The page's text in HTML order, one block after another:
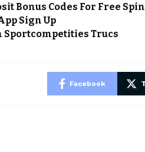
Bonus Codes For Free
Sign Up
Trucs
Facebook